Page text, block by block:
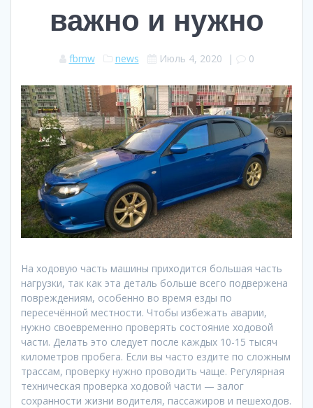
важно и нужно
fbmw news Июль 4, 2020 | 0
На ходовую часть машины приходится большая часть
нагрузки, так как эта деталь больше всего подвержена
повреждениям, особенно во время езды по
пересечённой местности. Чтобы избежать аварии,
нужно своевременно проверять состояние ходовой
части. Делать это следует после каждых 10-15 тысяч
километров пробега. Если вы часто ездите по сложным
трассам, проверку нужно проводить чаще. Регулярная
техническая проверка ходовой части — залог
сохранности жизни водителя, пассажиров и пешеходов.